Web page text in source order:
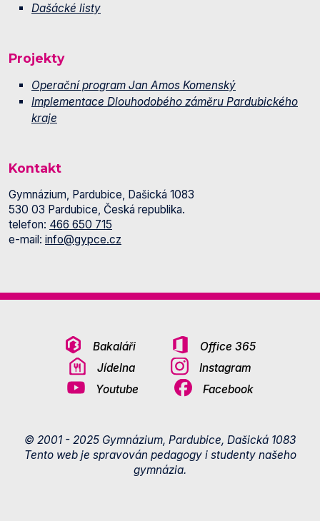
Dašácké listy
Projekty
Operační program Jan Amos Komenský
Implementace Dlouhodobého záměru Pardubického
kraje
Kontakt
Gymnázium, Pardubice, Dašická 1083
530 03 Pardubice, Česká republika.
telefon: 466 650 715
e-mail: info@gypce.cz
Bakaláři
Office 365
Jídelna
Instagram
Youtube
Facebook
© 2001 - 2025 Gymnázium, Pardubice, Dašická 1083
Tento web je spravován pedagogy i studenty našeho
gymnázia.